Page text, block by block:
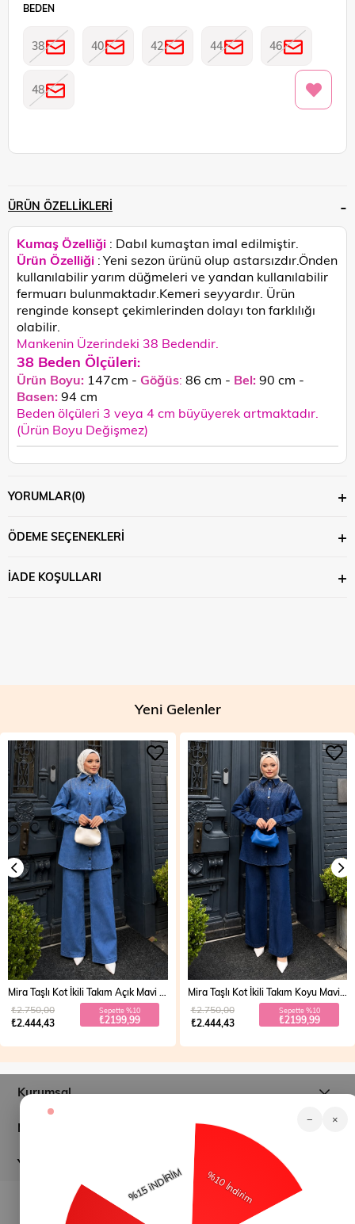
BEDEN
38 40 42 44 46
48
ÜRÜN ÖZELLIKLERI
Kumaş Özelliği : Dabıl kumaştan imal edilmiştir.
Ürün Özelliği :Yeni sezon ürünü olup astarsızdır.Önden
kullanılabilir yarım düğmeleri ve yandan kullanılabilir
fermuarı bulunmaktadır.Kemeri seyyardır. Ürün
renginde konsept çekimlerinden dolayı ton farklılığı
olabilir.
Mankenin Üzerindeki 38 Bedendir.
38 Beden Ölçüleri:
Ürün Boyu: 147cm - Göğüs: 86 cm - Bel:90 cm -
Basen:94 cm
Beden ölçüleri 3 veya 4 cm büyüyerek artmaktadır.
(Ürün Boyu Değişmez)
YORUMLAR(0)
ÖDEME SEÇENEKLERI
İADE KOŞULLARI
Yeni Gelenler
₺2.444,43
₺2.750,00 Sepette %10
₺2199,99
Mira Taşlı Kot İkili Takım Koyu Mavi 19286
₺2.444,43
₺2.750,00 Sepette %10
₺2199,99
Kurumsal
Müşteri İlişkileri
Yardım
− ×